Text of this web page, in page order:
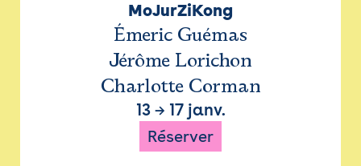
MoJurZiKong
Émeric Guémas
Jérôme Lorichon
Charlotte Corman
13→ 17 janv.
Réserver